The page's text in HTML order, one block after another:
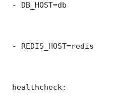
- DB_HOST=db
- REDIS_HOST=redis
healthcheck: